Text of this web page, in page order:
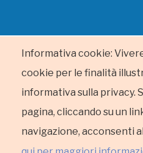
Informativa cookie:
cookie per le finalità
informativa sulla privacy.
pagina, cliccando su un
navigazione, acconsenti